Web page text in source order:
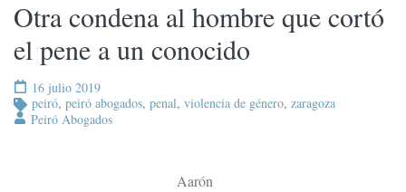
Otra condena al hombre que cortó
el pene a un conocido
16 julio 2019
peiró, peiró abogados, penal, violencia de género, zaragoza
Peiró Abogados
Aarón